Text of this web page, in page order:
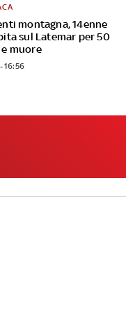
montagna, 14enne
sul Latemar per 50
muore
16:56